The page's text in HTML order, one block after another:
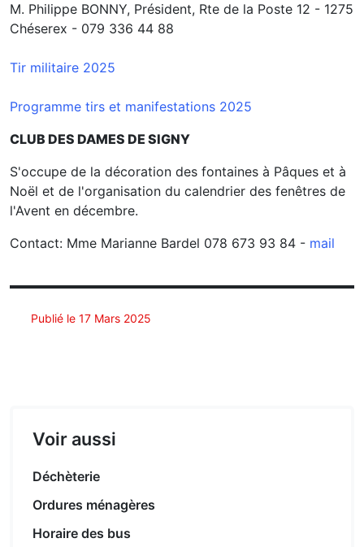
M. Philippe BONNY, Président, Rte de la Poste 12 - 1275
Chéserex - 079 336 44 88
Tir militaire 2025
Programme tirs et manifestations 2025
CLUB DES DAMES DE SIGNY
S'occupe de la décoration des fontaines à Pâques et à
Noël et de l'organisation du calendrier des fenêtres de
l'Avent en décembre.
Contact: Mme Marianne Bardel 078 673 93 84 - mail
Publié le 17 Mars 2025
Voir aussi
Déchèterie
Ordures ménagères
Horaire des bus